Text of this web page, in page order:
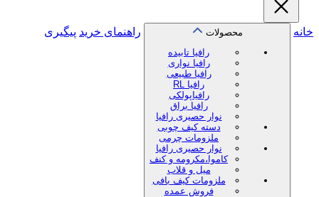
خانه
محصولات
رافیا تابیده
رافیا نواری
رافیا طبیعی
رافیا RL
رافیاپولکی
رافیا براق
نوار حصیری رافیا
دسته کیف چوبی
ملزومات چرمی
نوار حصیری رافیا
کاموا،مکرومه و کنف
میل و قلاب
ملزومات کیف بافی
فروش عمده
راهنمای خرید پیگیری